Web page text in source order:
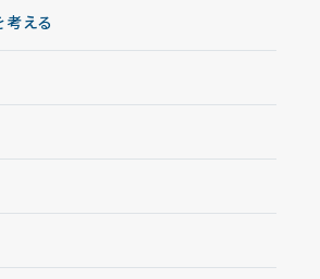
える